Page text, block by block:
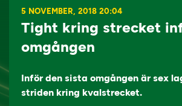
5 NOVEMBER, 2018 20:04
Tight kring strecket
omgången
Inför den sista omgången är sex
striden kring kvalstrecket.